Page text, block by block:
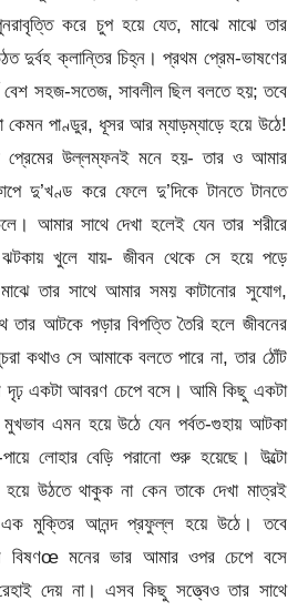
করে চুপ হয়ে যেত, মাঝে মাঝে তার
দুর্বহ ক্লান্তির চিহ্ন। প্রথম প্রেম-ভাষণের
বেশ সহজ-সতেজ, সাবলীল ছিল বলতে হয়; তবে
কেমন পাণ্ডুর, ধূসর আর ম্যাড়ম্যাড়ে হয়ে উঠে!
প্রেমের উল্লম্ফনই মনে হয়- তার ও আমার
দু’খণ্ড করে ফেলে দু’দিকে টানতে টানতে
আমার সাথে দেখা হলেই যেন তার শরীরে
খুলে যায়- জীবন থেকে সে হয়ে পড়ে
তার সাথে আমার সময় কাটানোর সুযোগ,
তার আটকে পড়ার বিপত্তি তৈরি হলে জীবনের
কথাও সে আমাকে বলতে পারে না, তার ঠোঁট
একটা আবরণ চেপে বসে। আমি কিছু একটা
এমন হয়ে উঠে যেন পর্বত-গুহায় আটকা
লোহার বেড়ি পরানো শুরু হয়েছে। উল্টো
উঠতে থাকুক না কেন তাকে দেখা মাত্রই
মুক্তির আনন্দ প্রফুল্ল হয়ে উঠে। তবে
বিষণœ মনের ভার আমার ওপর চেপে বসে
দেয় না। এসব কিছু সত্ত্বেও তার সাথে